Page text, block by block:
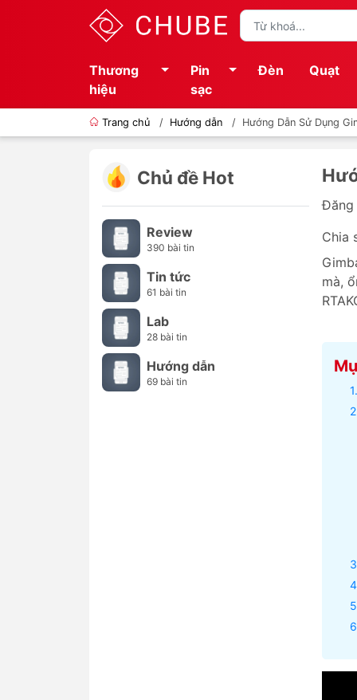
Thương
hiệu
Pin
sạc
Đèn Quạt
Trang chủ / Hướng dẫn / Hướng Dẫn Sử Dụng
Chia
mà,
Chủ đề Hot
Review
390 bài tin
Tin tức
61 bài tin
Lab
28 bài tin
Hướng dẫn
69 bài tin